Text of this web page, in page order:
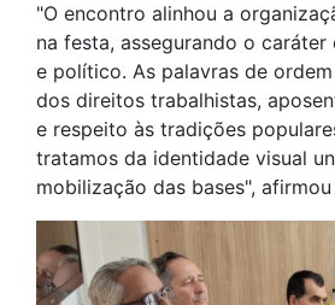
"O encontro alinhou a
na festa, assegurando o
e político. As palavras de
dos direitos trabalhistas,
e respeito às tradições
tratamos da identidade visual
mobilização das bases",